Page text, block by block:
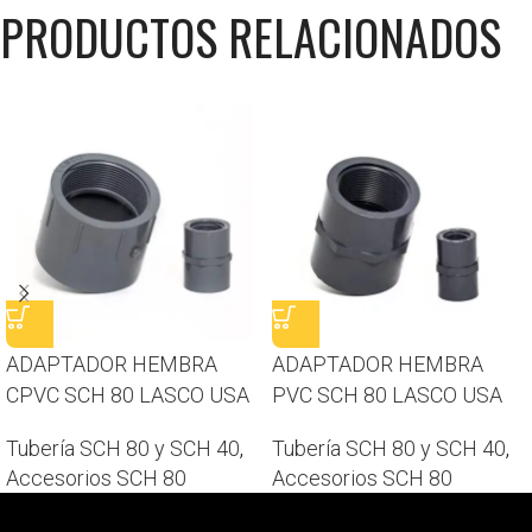
PRODUCTOS RELACIONADOS
ADAPTADOR HEMBRA
CPVC SCH 80 LASCO USA
Tubería SCH 80 y SCH 40,
Accesorios SCH 80
ADAPTADOR HEMBRA
PVC SCH 80 LASCO USA
Tubería SCH 80 y SCH 40,
Accesorios SCH 80